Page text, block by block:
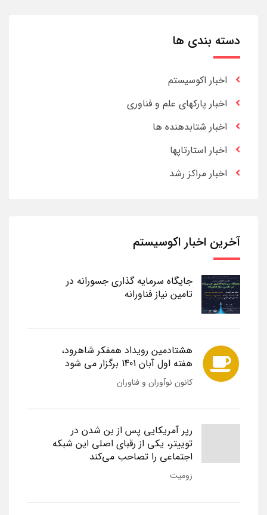
دسته بندی ها
اخبار اکوسیستم
اخبار پارکهای علم و فناوری
اخبار شتابدهنده ها
اخبار استارتاپها
اخبار مراکز رشد
آخرین اخبار اکوسیستم
جایگاه سرمایه گذاری جسورانه در
تامین نیاز فناورانه
هشتادمین رویداد همفکر شاهرود،
هفته اول آبان 1401 برگزار می شود
کانون نوآوران و فناوران
رپر آمریکایی پس از بن شدن در
توییتر، یکی از رقبای اصلی این شبکه
اجتماعی را تصاحب می‌کند
زومیت